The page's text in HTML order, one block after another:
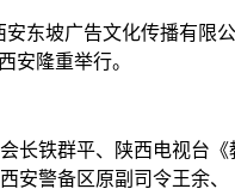
东坡广告文化传播有限
安隆重举行。
长铁群平、陕西电视台
安警备区原副司令王余